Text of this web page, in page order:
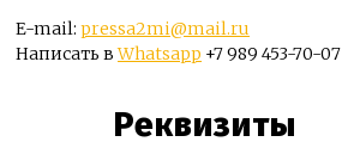
E-mail: pressa2mi@mail.ru
Написать вWhatsapp +7 989 453-70-07
Реквизиты